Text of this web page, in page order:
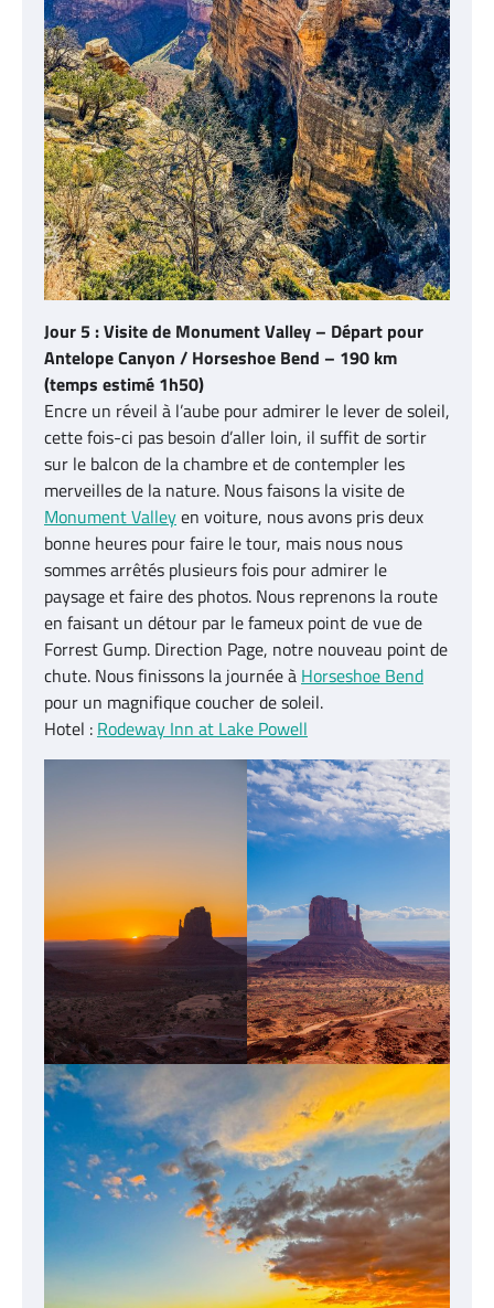
Jour 5 : Visite de Monument Valley – Départ pour
Antelope Canyon / Horseshoe Bend – 190 km
(temps estimé 1h50)
Encre un réveil à l’aube pour admirer le lever de soleil,
cette fois-ci pas besoin d’aller loin, il suffit de sortir
sur le balcon de la chambre et de contempler les
merveilles de la nature. Nous faisons la visite de
Monument Valleyen voiture, nous avons pris deux
bonne heures pour faire le tour, mais nous nous
sommes arrêtés plusieurs fois pour admirer le
paysage et faire des photos. Nous reprenons la route
en faisant un détour par le fameux point de vue de
Forrest Gump. Direction Page, notre nouveau point de
chute. Nous finissons la journée à Horseshoe Bend
pour un magnifique coucher de soleil.
Hotel : Rodeway Inn at Lake Powell